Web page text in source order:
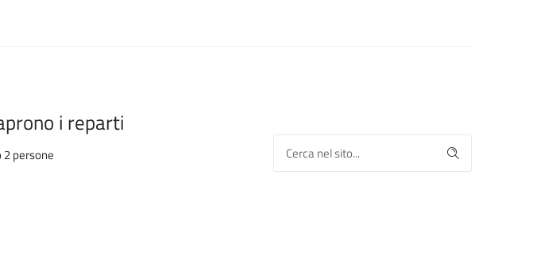
i reparti
2 persone